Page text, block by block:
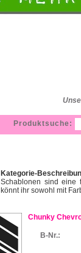
Kategorie-
Schablonen sind eine
könnt ihr sowohl mit
Chunky
B-Nr.:
Produktsuche: